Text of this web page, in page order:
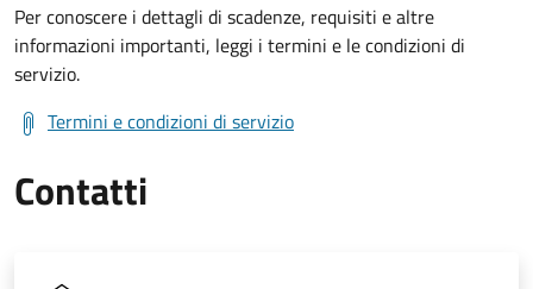
Per conoscere i dettagli di scadenze, requisiti e altre
informazioni importanti, leggi i termini e le condizioni di
servizio.
Termini e condizioni di servizio
Contatti